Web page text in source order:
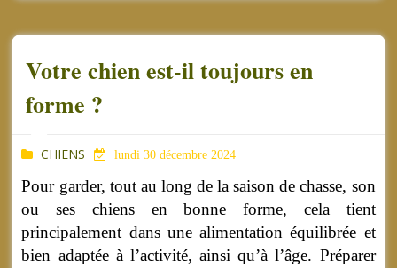
Votre chien est-il toujours en
forme ?
CHIENS lundi 30 décembre 2024
Pour garder, tout au long de la saison de chasse, son
ou ses chiens en bonne forme, cela tient
principalement dans une alimentation équilibrée et
bien adaptée à l’activité, ainsi qu’à l’âge. Préparer